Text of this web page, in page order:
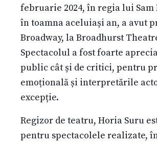
februarie 2024, în regia lui Sam
în toamna aceluiași an, a avut
Broadway, la Broadhurst
Spectacolul a fost foarte
public cât și de critici, pentru
emoțională și interpretările
excepție.
Regizor de teatru, Horia Suru
pentru spectacolele realizate,